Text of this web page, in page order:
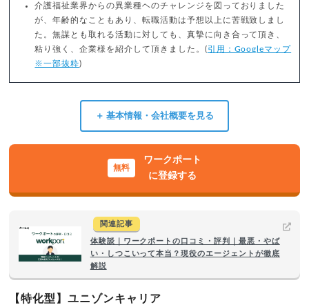
介護福祉業界からの異業種ヘのチャレンジを図っておりました
が、年齢的なこともあり、転職活動は予想以上に苦戦致しまし
た。無謀とも取れる活動に対しても、真摯に向き合って頂き、
粘り強く、企業様を紹介して頂きました。(引用：Googleマップ
※一部抜粋)
＋ 基本情報・会社概要を見る
ワークポート
に登録する
関連記事
体験談｜ワークポートの口コミ・評判｜最悪・やば
い・しつこいって本当？現役のエージェントが徹底
解説
【特化型】ユニゾンキャリア